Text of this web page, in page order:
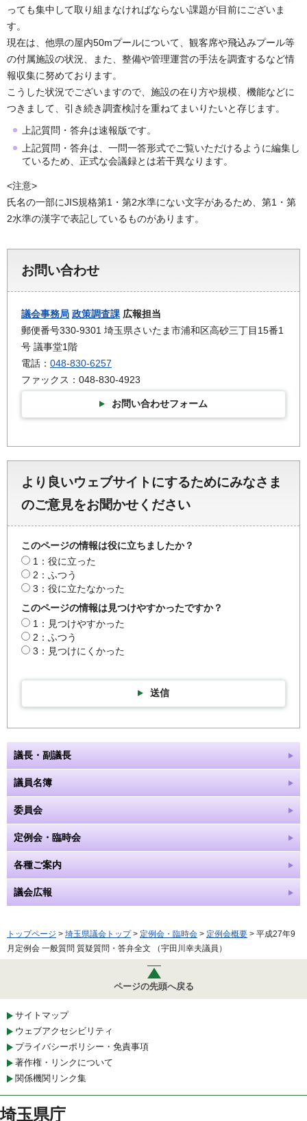
っても集中して取り組まなければならない課題が目前にございま
す。
現在は、他県の屋内50mプールについて、観客席や飛込みプール等
の付属施設の状況、また、整備や管理運営の手法を調査するなど情
報収集に努めております。
こうした状況でございますので、施設の在り方や規模、機能などに
つきまして、引き続き調査検討を重ねてまいりたいと存じます。
上記質問・答弁は速報版です。
上記質問・答弁は、一問一答形式でご覧いただけるように編集し
ているため、正式な会議録とは若干異なります。
<注意>
氏名の一部にJIS規格第1・第2水準にない文字があるため、第1・第
2水準の漢字で表記しているものがあります。
お問い合わせ
議会事務局 政策調査課 広報担当
郵便番号330-9301 埼玉県さいたま市浦和区高砂三丁目15番1
号 議事堂1階
電話： 048-830-6257
ファックス：048-830-4923
お問い合わせフォーム
より良いウェブサイトにするためにみなさま
のご意見をお聞かせください
このページの情報は役に立ちましたか？
1：役に立った
2：ふつう
3：役に立たなかった
このページの情報は見つけやすかったですか？
1：見つけやすかった
2：ふつう
3：見つけにくかった
送信
議長・副議長
議員名簿
委員会
定例会・臨時会
各種ご案内
議会広報
トップページ > 埼玉県議会トップ> 定例会・臨時会 > 定例会概要 > 平成27年9
月定例会 一般質問 質疑質問・答弁全文 （宇田川幸夫議員）
ページの先頭へ戻る
サイトマップ
ウェブアクセシビリティ
プライバシーポリシー・免責事項
著作権・リンクについて
関係機関リンク集
埼玉県庁